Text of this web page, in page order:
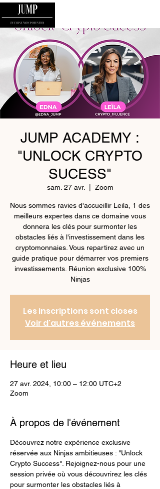
JUMP ACADEMY :
"UNLOCK CRYPTO
SUCESS"
sam. 27 avr. Zoom
Nous sommes ravies d'accueillir Leila, 1 des
meilleurs expertes dans ce domaine vous
donnera les clés pour surmonter les
obstacles liés à l'investissement dans les
cryptomonnaies. Vous repartirez avec un
guide pratique pour démarrer vos premiers
investissements. Réunion exclusive 100%
Ninjas
Les inscriptions sont closes
Voir d'autres événements
Heure et lieu
27 avr. 2024, 10:00 – 12:00 UTC+2
Zoom
À propos de l'événement
Découvrez notre expérience exclusive
réservée aux Ninjas ambitieuses : "Unlock
Crypto Success". Rejoignez-nous pour une
session privée où vous découvrirez les clés
pour surmonter les obstacles liés à